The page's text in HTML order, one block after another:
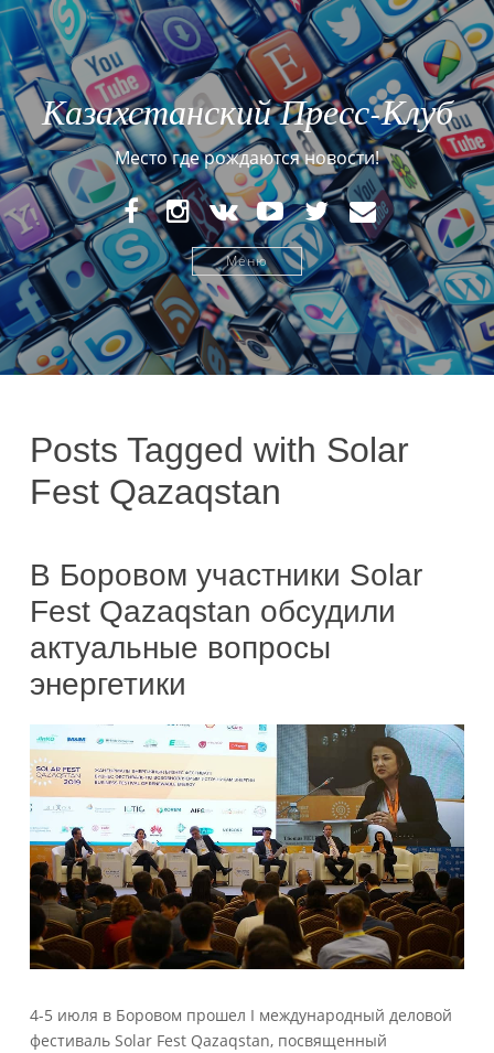
Казахстанский Пресс-Клуб
Место где рождаются новости!
FaceBookInstagram
VK YouTubeTwitterE-
mail
Меню
Posts Tagged with Solar
Fest Qazaqstan
В Боровом участники Solar
Fest Qazaqstan обсудили
актуальные вопросы
энергетики
4-5 июля в Боровом прошел I международный деловой
фестиваль Solar Fest Qazaqstan, посвященный